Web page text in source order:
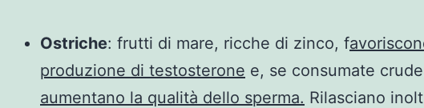
Ostriche: frutti di mare, ricche di zinco, f
produzione di testosterone e, se consumate
aumentano la qualità dello sperma. Rilasciano